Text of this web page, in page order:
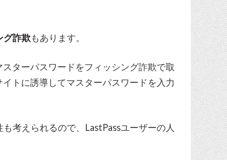
グ詐欺もあります。
ターパスワードをフィッシング詐欺で取
トに誘導してマスターパスワードを入力
考えられるので、LastPassユーザーの人